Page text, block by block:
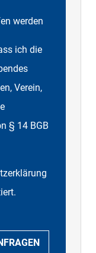
werden
ich die
Verein,
§ 14 BGB